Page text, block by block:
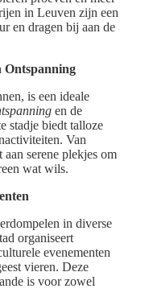
in Leuven zijn een
en dragen bij aan de
Ontspanning
is een ideale
en de
stadje biedt talloze
Van
serene plekjes om
wat wils.
in diverse
organiseert
evenementen
vieren. Deze
is voor zowel